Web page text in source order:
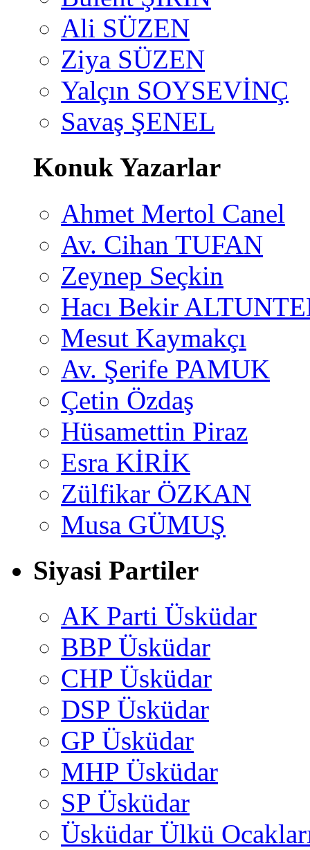
Ali SÜZEN
Ziya SÜZEN
Yalçın SOYSEVİNÇ
Savaş ŞENEL
Konuk Yazarlar
Ahmet Mertol Canel
Av. Cihan TUFAN
Zeynep Seçkin
Hacı Bekir
Mesut Kaymakçı
Av. Şerife PAMUK
Çetin Özdaş
Hüsamettin Piraz
Esra KİRİK
Zülfikar ÖZKAN
Musa GÜMUŞ
Siyasi Partiler
AK Parti Üsküdar
BBP Üsküdar
CHP Üsküdar
DSP Üsküdar
GP Üsküdar
MHP Üsküdar
SP Üsküdar
Üsküdar Ülkü